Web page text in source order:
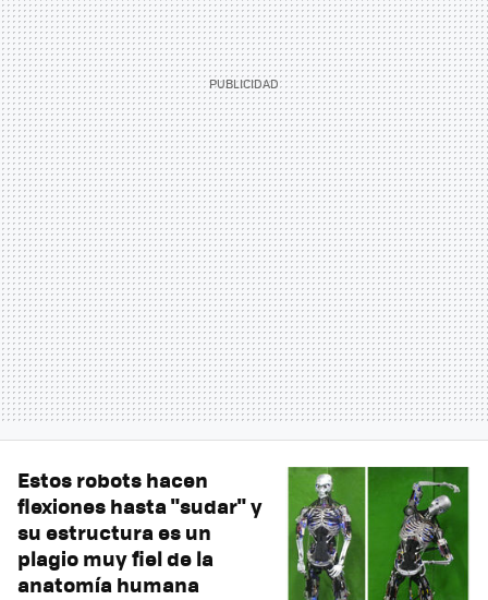
Estos robots hacen
flexiones hasta "sudar" y
su estructura es un
plagio muy fiel de la
anatomía humana